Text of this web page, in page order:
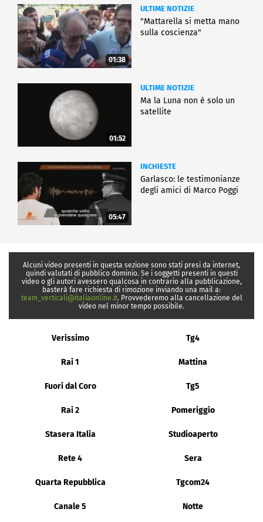
01:38
ULTIME NOTIZIE
"Mattarella si metta mano
sulla coscienza"
01:52
ULTIME NOTIZIE
Ma la Luna non è solo un
satellite
05:47
INCHIESTE
Garlasco: le testimonianze
degli amici di Marco Poggi
Alcuni video presenti in questa sezione sono stati presi da internet,
quindi valutati di pubblico dominio. Se i soggetti presenti in questi
video o gli autori avessero qualcosa in contrario alla pubblicazione,
basterà fare richiesta di rimozione inviando una mail a:
team_verticali@italiaonline.it. Provvederemo alla cancellazione del
video nel minor tempo possibile.
Verissimo Tg4
Rai 1 Mattina
Fuori dal Coro Tg5
Rai 2 Pomeriggio
Stasera Italia Studioaperto
Rete 4 Sera
Quarta Repubblica Tgcom24
Canale 5 Notte